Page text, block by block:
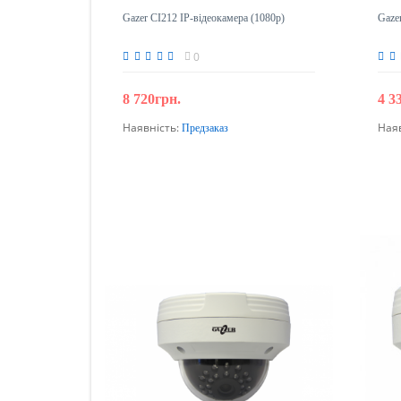
Gazer CI212 IP-відеокамера (1080p)
0
8 720грн.
Передзамовлення
Наявність: Предзаказ
4